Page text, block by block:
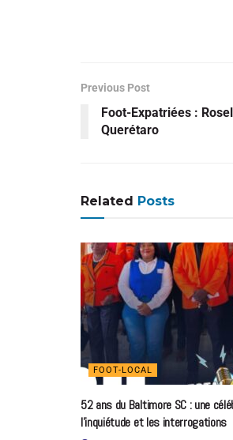
Previous Post
Foot-Expatriées :
Querétaro
Related Posts
FOOT-LOCAL
52 ans du Baltimore SC : une
l’inquiétude et les interrogations